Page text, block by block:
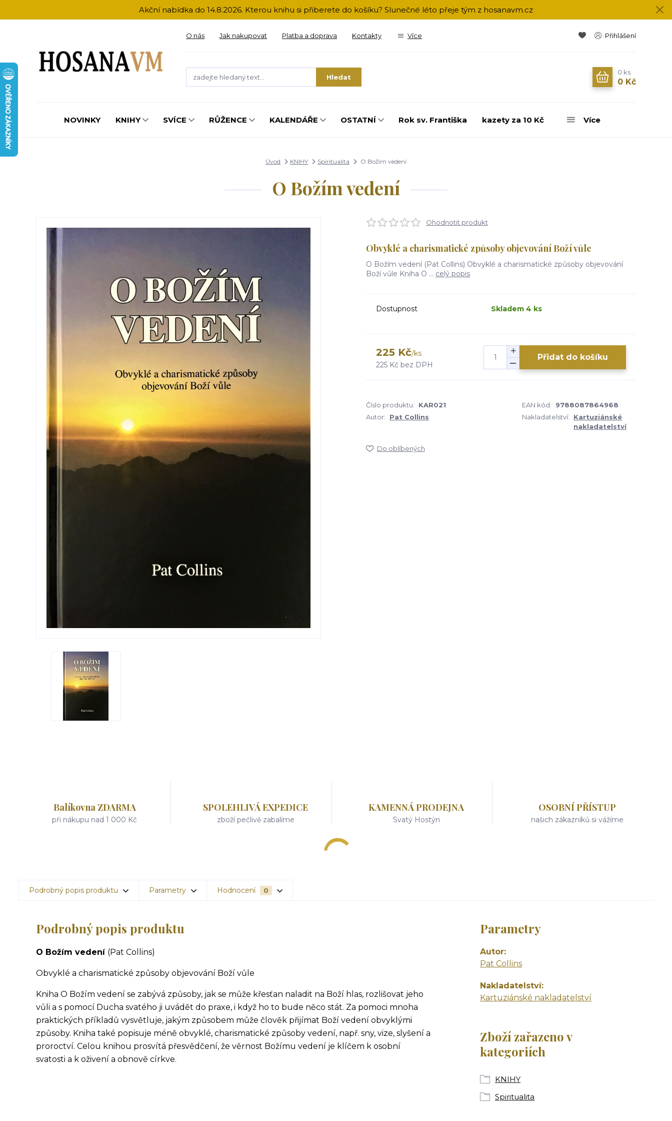
Akční nabídka do 14.8.2026. Kterou knihu si přiberete do košíku? Slunečné léto přeje tým z hosanavm.cz
O nás Jak nakupovat Platba a doprava Kontakty Více Přihlášení
Hledat
0 ks
0 Kč
NOVINKY KNIHY SVÍCE RŮŽENCE KALENDÁŘE OSTATNÍ Rok sv. Františka kazety za 10 Kč Více
Úvod KNIHY Spiritualita O Božím vedení
O Božím vedení
Ohodnotit produkt
Obvyklé a charismatické způsoby objevování Boží vůle
O Božím vedení (Pat Collins) Obvyklé a charismatické způsoby objevování
Boží vůle Kniha O ... celý popis
Dostupnost Skladem 4 ks
225 Kč/ks
225 Kč bez DPH
Přidat do košíku
Číslo produktu: KAR021 EAN kód:
9788087864968
Autor:
Pat Collins Nakladatelství:
Kartuziánské
nakladatelství
Do oblíbených
Balíkovna ZDARMA
při nákupu nad 1 000 Kč
SPOLEHLIVÁ EXPEDICE
zboží pečlivě zabalíme
KAMENNÁ PRODEJNA
Svatý Hostýn
OSOBNÍ PŘÍSTUP
našich zákazníků si vážíme
Podrobný popis produktu Parametry Hodnocení 0
Podrobný popis produktu
O Božím vedení (Pat Collins)
Obvyklé a charismatické způsoby objevování Boží vůle
Kniha O Božím vedení se zabývá způsoby, jak se může křesťan naladit na Boží hlas, rozlišovat jeho
vůli a s pomocí Ducha svatého ji uvádět do praxe, i když ho to bude něco stát. Za pomoci mnoha
praktických příkladů vysvětluje, jakým způsobem může člověk přijímat Boží vedení obvyklými
způsoby. Kniha také popisuje méně obvyklé, charismatické způsoby vedení, např. sny, vize, slyšení a
proroctví. Celou knihou prosvítá přesvědčení, že věrnost Božímu vedení je klíčem k osobní
svatosti a k oživení a obnově církve.
Parametry
Autor
Pat Collins
Nakladatelství
Kartuziánské nakladatelství
Zboží zařazeno v
kategoriích
KNIHY
Spiritualita